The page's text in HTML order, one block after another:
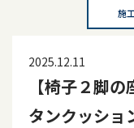
施
2025.12.11
【椅子２脚
タンクッショ